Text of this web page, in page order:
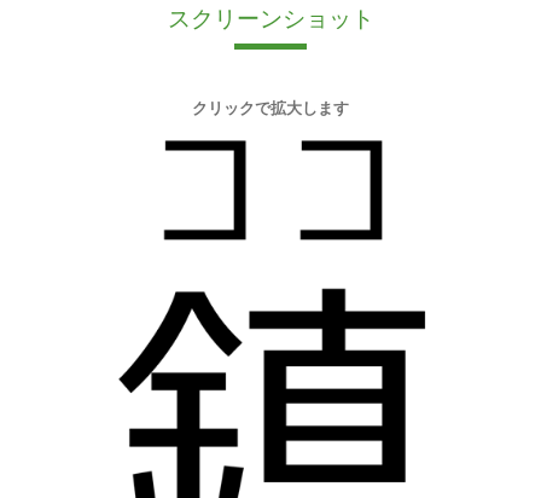
スクリーンショット
クリックで拡大します